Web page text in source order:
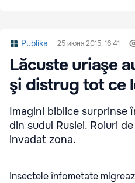
Publika 25 июня 2015, 16:41
Lăcuste uriaşe
şi distrug tot ce
Imagini biblice surprinse
din sudul Rusiei. Roiuri
invadat zona.
Insectele înfometate